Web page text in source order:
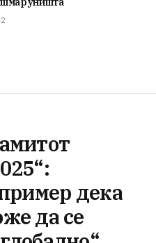
дека
да се